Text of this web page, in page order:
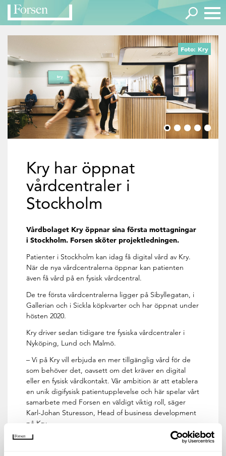
Foto: Kry
Kry har öppnat
vårdcentraler i
Stockholm
Vårdbolaget Kry öppnar sina första mottagningar
i Stockholm. Forsen sköter projektledningen.
Patienter i Stockholm kan idag få digital vård av Kry.
När de nya vårdcentralerna öppnar kan patienten
även få vård på en fysisk vårdcentral.
De tre första vårdcentralerna ligger på Sibyllegatan, i
Gallerian och i Sickla köpkvarter och har öppnat under
hösten 2020.
Kry driver sedan tidigare tre fysiska vårdcentraler i
Nyköping, Lund och Malmö.
– Vi på Kry vill erbjuda en mer tillgänglig vård för de
som behöver det, oavsett om det kräver en digital
eller en fysisk vårdkontakt. Vår ambition är att etablera
en unik digifysisk patientupplevelse och här spelar vårt
samarbete med Forsen en väldigt viktig roll, säger
Karl-Johan Sturesson, Head of business development
på Kry.
Förutom projektledningen hjälper Forsen även till